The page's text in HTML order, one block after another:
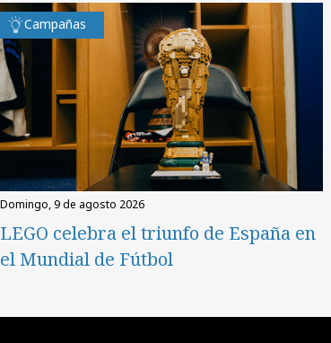
Campañas
domingo, 9 de agosto 2026
LEGO celebra el triunfo de España en
el Mundial de Fútbol